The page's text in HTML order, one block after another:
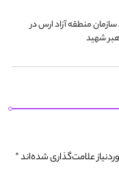
منطقه آزاد ارس در
شهید
علامت‌گذاری شده‌اند*